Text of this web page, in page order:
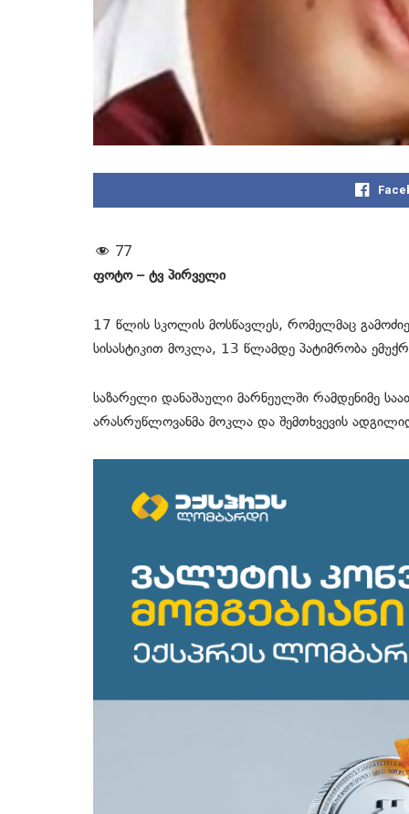
77
ფოტო – ტვ პირველი
17 წლის სკოლის მოსწავლეს, რომელმაც
სისასტიკით მოკლა, 13 წლამდე პატიმრობა
საზარელი დანაშაული მარნეულში რამდენიმე
არასრუწლოვანმა მოკლა და შემთხვევის